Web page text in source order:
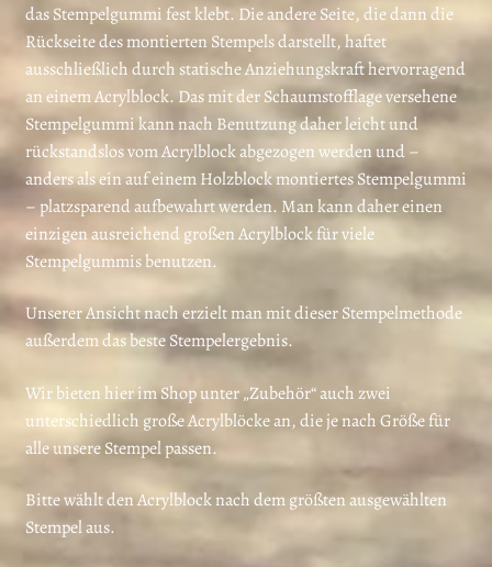
das Stempelgummi fest klebt. Die andere Seite, die dann die
Rückseite des montierten Stempels darstellt, haftet
ausschließlich durch statische Anziehungskraft hervorragend
an einem Acrylblock. Das mit der Schaumstofflage versehene
Stempelgummi kann nach Benutzung daher leicht und
rückstandslos vom Acrylblock abgezogen werden und –
anders als ein auf einem Holzblock montiertes Stempelgummi
– platzsparend aufbewahrt werden. Man kann daher einen
einzigen ausreichend großen Acrylblock für viele
Stempelgummis benutzen.
Unserer Ansicht nach erzielt man mit dieser Stempelmethode
außerdem das beste Stempelergebnis.
Wir bieten hier im Shop unter „Zubehör“ auch zwei
unterschiedlich große Acrylblöcke an, die je nach Größe für
alle unsere Stempel passen.
Bitte wählt den Acrylblock nach dem größten ausgewählten
Stempel aus.